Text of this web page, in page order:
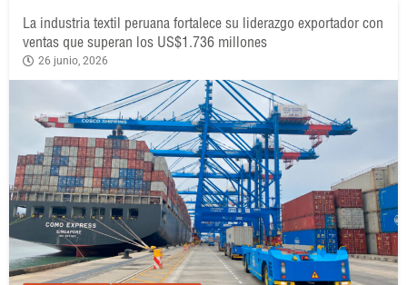
La industria textil peruana fortalece su liderazgo exportador con
ventas que superan los US$1.736 millones
26 junio, 2026